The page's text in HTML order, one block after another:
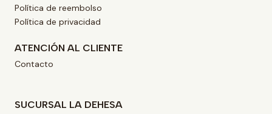
Política de reembolso
Política de privacidad
ATENCIÓN AL CLIENTE
Contacto
SUCURSAL LA DEHESA